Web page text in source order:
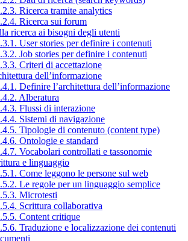
Ricerca tramite analytics
Ricerca sui forum
ricerca ai bisogni degli utenti
User stories per definire i contenuti
Job stories per definire i contenuti
Criteri di accettazione
dell’informazione
Definire l’architettura dell’informazione
Alberatura
Flussi di interazione
Sistemi di navigazione
Tipologie di contenuto (content type)
Ontologie e standard
Vocabolari controllati e tassonomie
e linguaggio
Come leggono le persone sul web
Le regole per un linguaggio semplice
Microtesti
Scrittura collaborativa
Content critique
Traduzione e localizzazione dei contenuti